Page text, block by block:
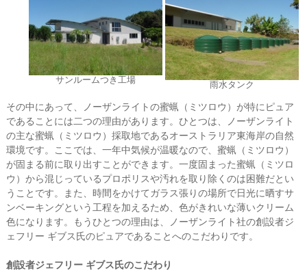
サンルームつき工場 雨水タンク
その中にあって、ノーザンライトの蜜蝋（ミツロウ）が特にピュア
であることには二つの理由があります。ひとつは、ノーザンライト
の主な蜜蝋（ミツロウ）採取地であるオーストラリア東海岸の自然
環境です。ここでは、一年中気候が温暖なので、蜜蝋（ミツロウ）
が固まる前に取り出すことができます。一度固まった蜜蝋（ミツロ
ウ）から混じっているプロポリスや汚れを取り除くのは困難だとい
うことです。また、時間をかけてガラス張りの場所で日光に晒すサ
ンベーキングという工程を加えるため、色がきれいな薄いクリーム
色になります。もうひとつの理由は、ノーザンライト社の創設者ジ
ェフリー ギブス氏のピュアであることへのこだわりです。
創設者ジェフリー ギブス氏のこだわり